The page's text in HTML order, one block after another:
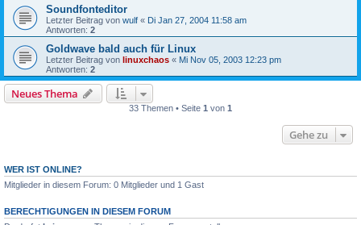
Soundfonteditor
Letzter Beitrag von wulf « Di Jan 27, 2004 11:58 am
Antworten: 2
Goldwave bald auch für Linux
Letzter Beitrag von linuxchaos « Mi Nov 05, 2003 12:23 pm
Antworten: 2
Neues Thema
33 Themen • Seite 1 von 1
Gehe zu
WER IST ONLINE?
Mitglieder in diesem Forum: 0 Mitglieder und 1 Gast
BERECHTIGUNGEN IN DIESEM FORUM